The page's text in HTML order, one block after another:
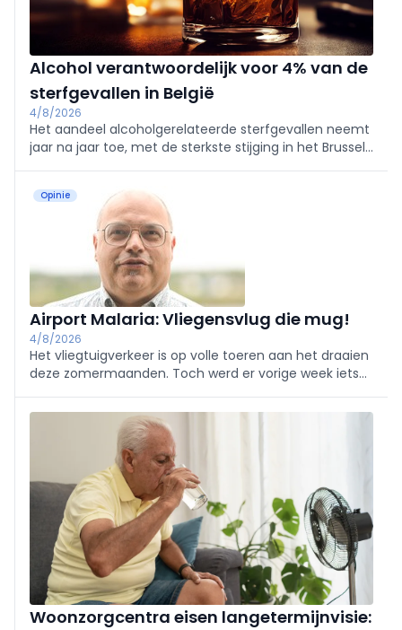
Alcohol verantwoordelijk voor 4% van de
sterfgevallen in België
4/8/2026
Het aandeel alcoholgerelateerde sterfgevallen neemt
jaar na jaar toe, met de sterkste stijging in het Brussels
Opinie
Airport Malaria: Vliegensvlug die mug!
4/8/2026
Het vliegtuigverkeer is op volle toeren aan het draaien
deze zomermaanden. Toch werd er vorige week iets
namelijk ‘Airport Malaria’ (Aviation Direct, 2026).
Woonzorgcentra eisen langetermijnvisie: